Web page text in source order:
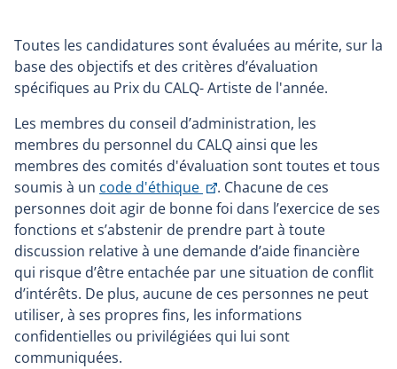
Toutes les candidatures sont évaluées au mérite, sur la
base des objectifs et des critères d’évaluation
spécifiques au Prix du CALQ- Artiste de l'année.
Les membres du conseil d’administration, les
membres du personnel du CALQ ainsi que les
membres des comités d'évaluation sont toutes et tous
soumis à un code d'éthique
Ce
lien
s'ouvrira
dans
une
nouvelle
fenêtre
. Chacune de ces
personnes doit agir de bonne foi dans l’exercice de ses
fonctions et s’abstenir de prendre part à toute
discussion relative à une demande d’aide financière
qui risque d’être entachée par une situation de conflit
d’intérêts. De plus, aucune de ces personnes ne peut
utiliser, à ses propres fins, les informations
confidentielles ou privilégiées qui lui sont
communiquées.